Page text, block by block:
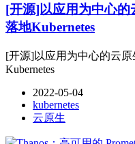
[开源]以应用为中心
落地Kubernetes
[开源]以应用为中心的云
Kubernetes
2022-05-04
kubernetes
云原生